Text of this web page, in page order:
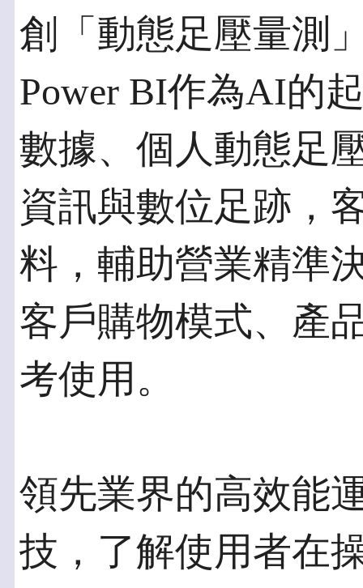
創「動態足壓量測
Power BI作為AI的
數據、個人動態足
資訊與數位足跡，
料，輔助營業精準
客戶購物模式、產
考使用。
領先業界的高效能
技，了解使用者在